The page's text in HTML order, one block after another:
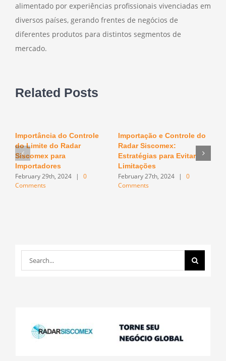
alimentado por experiências profissionais vivenciadas em
diversos países, gerando frentes de negócios de
diferentes produtos para distintos segmentos de
mercado.
Related Posts
Importância do Controle
do Limite do Radar
Siscomex para
Importadores
February 29th, 2024 |
0
Comments
Importação e Controle do
Radar Siscomex:
Estratégias para Evitar
Limitações
February 27th, 2024 |
0
Comments
Search
for: